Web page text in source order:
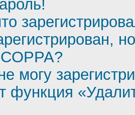
могу
функция